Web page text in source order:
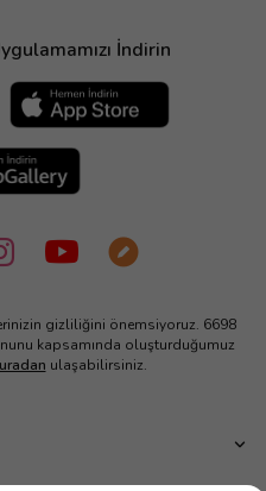
İndirin
gizliliğini önemsiyoruz. 6698
kapsamında oluşturduğumuz
ulaşabilirsiniz.